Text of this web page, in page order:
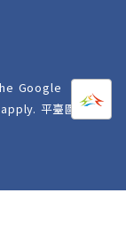
打開
Google
apply. 平臺圖像以